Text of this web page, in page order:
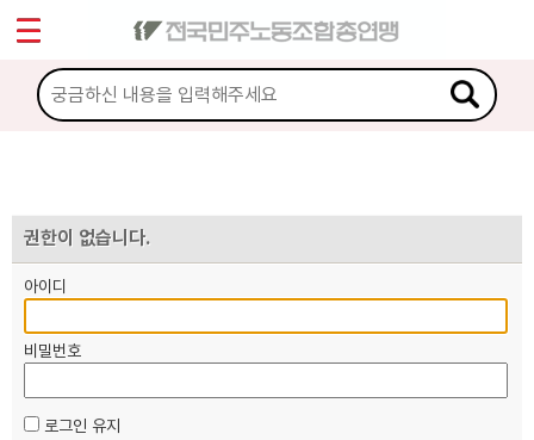
권한이 없습니다.
아이디
비밀번호
로그인 유지
마이페이지
소개
노동상담
자료
부설기관